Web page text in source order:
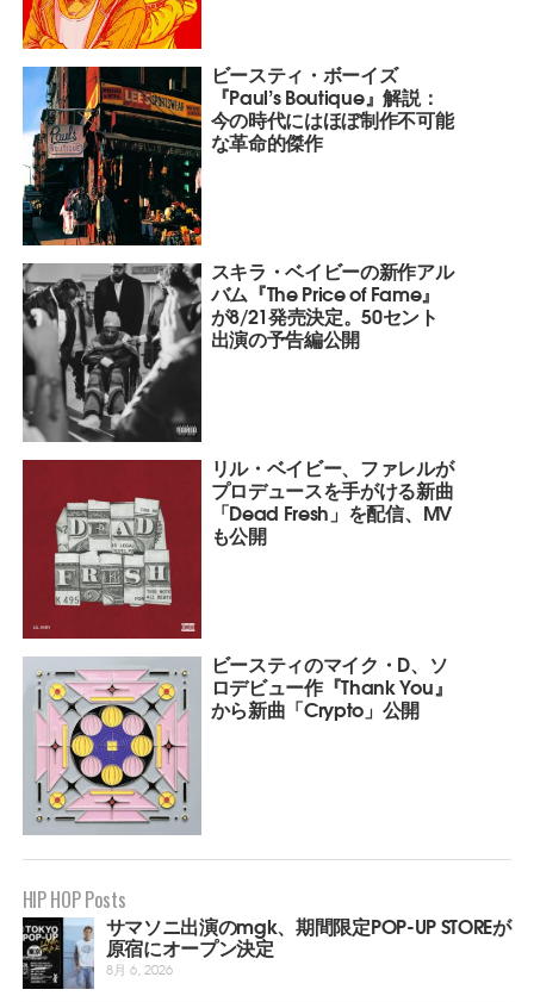
ビースティ・ボーイズ
『Paul’s Boutique』解説：
今の時代にはほぼ制作不可能
な革命的傑作
スキラ・ベイビーの新作アル
バム『The Price of Fame』
が8/21発売決定。50セント
出演の予告編公開
リル・ベイビー、ファレルが
プロデュースを手がける新曲
「Dead Fresh」を配信、MV
も公開
ビースティのマイク・D、ソ
ロデビュー作『Thank You』
から新曲「Crypto」公開
HIP HOP Posts
サマソニ出演のmgk、期間限定POP-UP STOREが
原宿にオープン決定
8月 6, 2026